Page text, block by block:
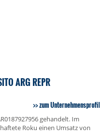
ARG REPR
zum Unternehmensprofil
gehandelt. Im
Roku einen Umsatz von